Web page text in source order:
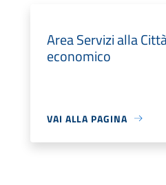
Area Servizi alla
economico
VAI ALLA PAGINA